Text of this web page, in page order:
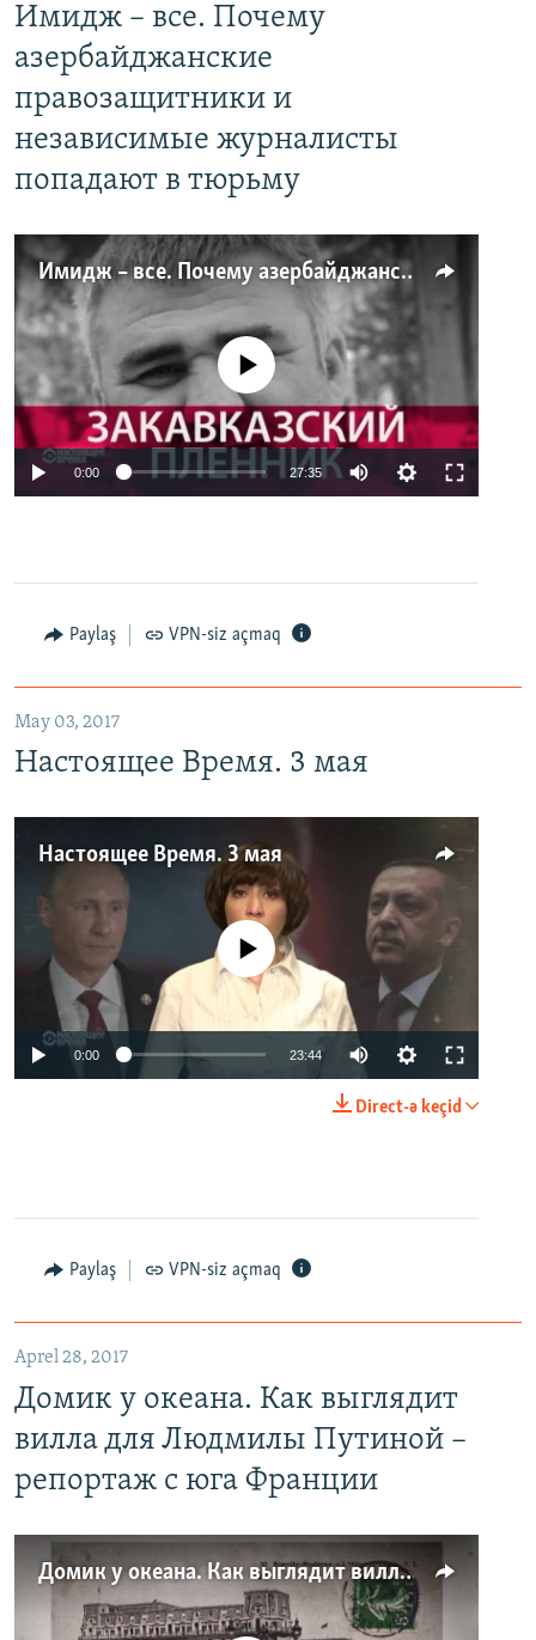
Имидж – все. Почему
азербайджанские
правозащитники и
независимые журналисты
попадают в тюрьму
Имидж – все. Почему азербайджанские правозащитники и независимые журналисты попадают в тюрьму
No media source currently available
0:00 27:35
Paylaş VPN-siz açmaq
May 03, 2017
Настоящее Время. 3 мая
Настоящее Время. 3 мая
No media source currently available
0:00 23:44
Direct-ə keçid
Paylaş VPN-siz açmaq
Aprel 28, 2017
Домик у океана. Как выглядит
вилла для Людмилы Путиной –
репортаж с юга Франции
Домик у океана. Как выглядит вилла для Людмилы Путиной – репортаж с юга Франции